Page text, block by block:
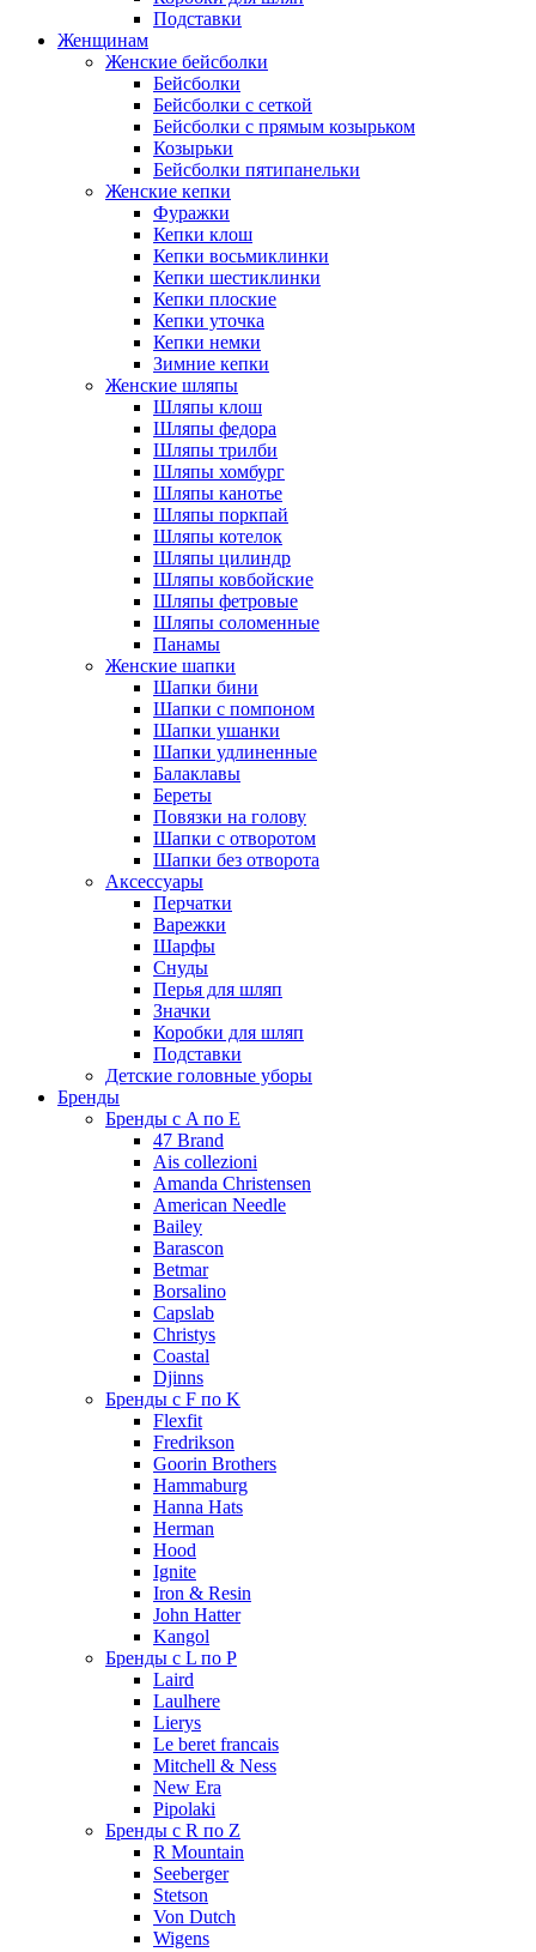
Подставки
Женщинам
Женские бейсболки
Бейсболки
Бейсболки с сеткой
Бейсболки с прямым козырьком
Козырьки
Бейсболки пятипанельки
Женские кепки
Фуражки
Кепки клош
Кепки восьмиклинки
Кепки шестиклинки
Кепки плоские
Кепки уточка
Кепки немки
Зимние кепки
Женские шляпы
Шляпы клош
Шляпы федора
Шляпы трилби
Шляпы хомбург
Шляпы канотье
Шляпы поркпай
Шляпы котелок
Шляпы цилиндр
Шляпы ковбойские
Шляпы фетровые
Шляпы соломенные
Панамы
Женские шапки
Шапки бини
Шапки с помпоном
Шапки ушанки
Шапки удлиненные
Балаклавы
Береты
Повязки на голову
Шапки с отворотом
Шапки без отворота
Аксессуары
Перчатки
Варежки
Шарфы
Снуды
Перья для шляп
Значки
Коробки для шляп
Подставки
Детские головные уборы
Бренды
Бренды с A по E
47 Brand
Ais collezioni
Amanda Christensen
American Needle
Bailey
Barascon
Betmar
Borsalino
Capslab
Christys
Coastal
Djinns
Бренды с F по K
Flexfit
Fredrikson
Goorin Brothers
Hammaburg
Hanna Hats
Herman
Hood
Ignite
Iron & Resin
John Hatter
Kangol
Бренды с L по P
Laird
Laulhere
Lierys
Le beret francais
Mitchell & Ness
New Era
Pipolaki
Бренды с R по Z
R Mountain
Seeberger
Stetson
Von Dutch
Wigens